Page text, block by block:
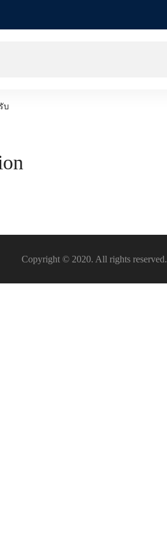
บ
Copyright © 2020. All rights reserved.